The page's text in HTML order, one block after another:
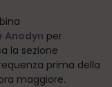
Anodyn per
la sezione
prima della
maggiore.